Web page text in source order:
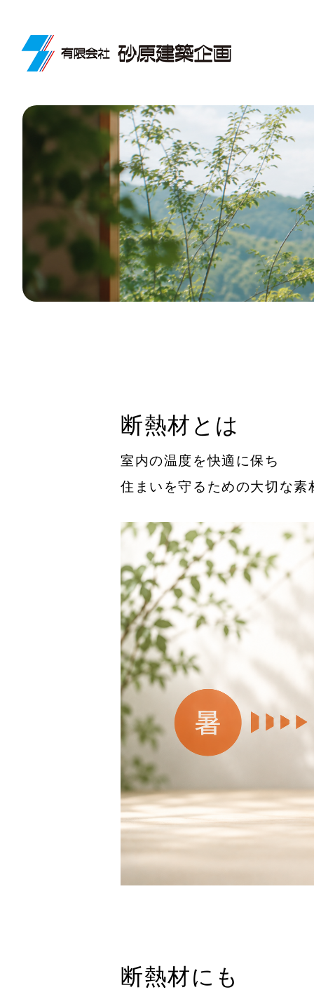
断熱材とは
室内の温度を快適に保ち
住まいを守るための大切な素
断熱材にも